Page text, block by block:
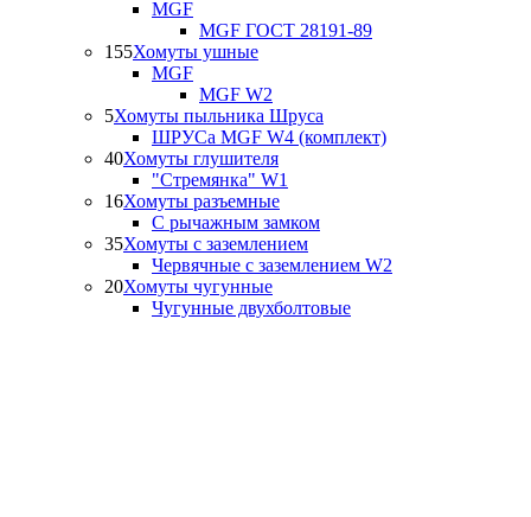
MGF
MGF ГОСТ 28191-89
155Хомуты ушные
MGF
MGF W2
5Хомуты пыльника Шруса
ШРУСа MGF W4 (комплект)
40Хомуты глушителя
"Стремянка" W1
16Хомуты разъемные
С рычажным замком
35Хомуты с заземлением
Червячные с заземлением W2
20Хомуты чугунные
Чугунные двухболтовые